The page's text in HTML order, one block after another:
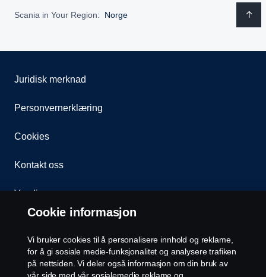
Scania in Your Region: Norge
Juridisk merknad
Personvernerklæring
Cookies
Kontakt oss
Varsling
Etiske retningslinjer for leverandører
Cookie informasjon
Vi bruker cookies til å personalisere innhold og reklame,
for å gi sosiale medie-funksjonalitet og analysere trafiken
på nettsiden. Vi deler også informasjon om din bruk av